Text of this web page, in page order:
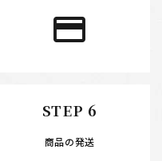
payment
STEP 6
商品の発送